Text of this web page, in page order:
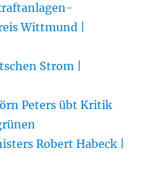
Wittmund |
Strom |
Peters übt Kritik
Robert Habeck |